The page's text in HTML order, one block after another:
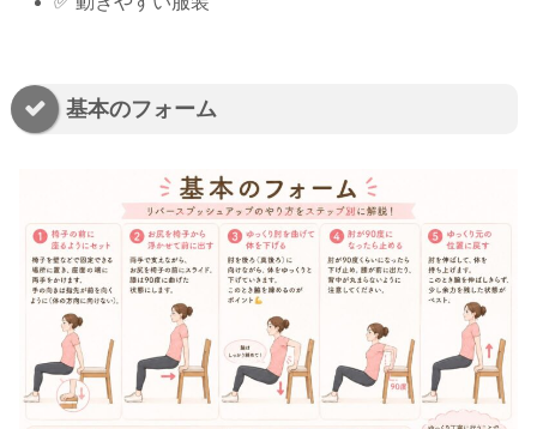
基本のフォーム